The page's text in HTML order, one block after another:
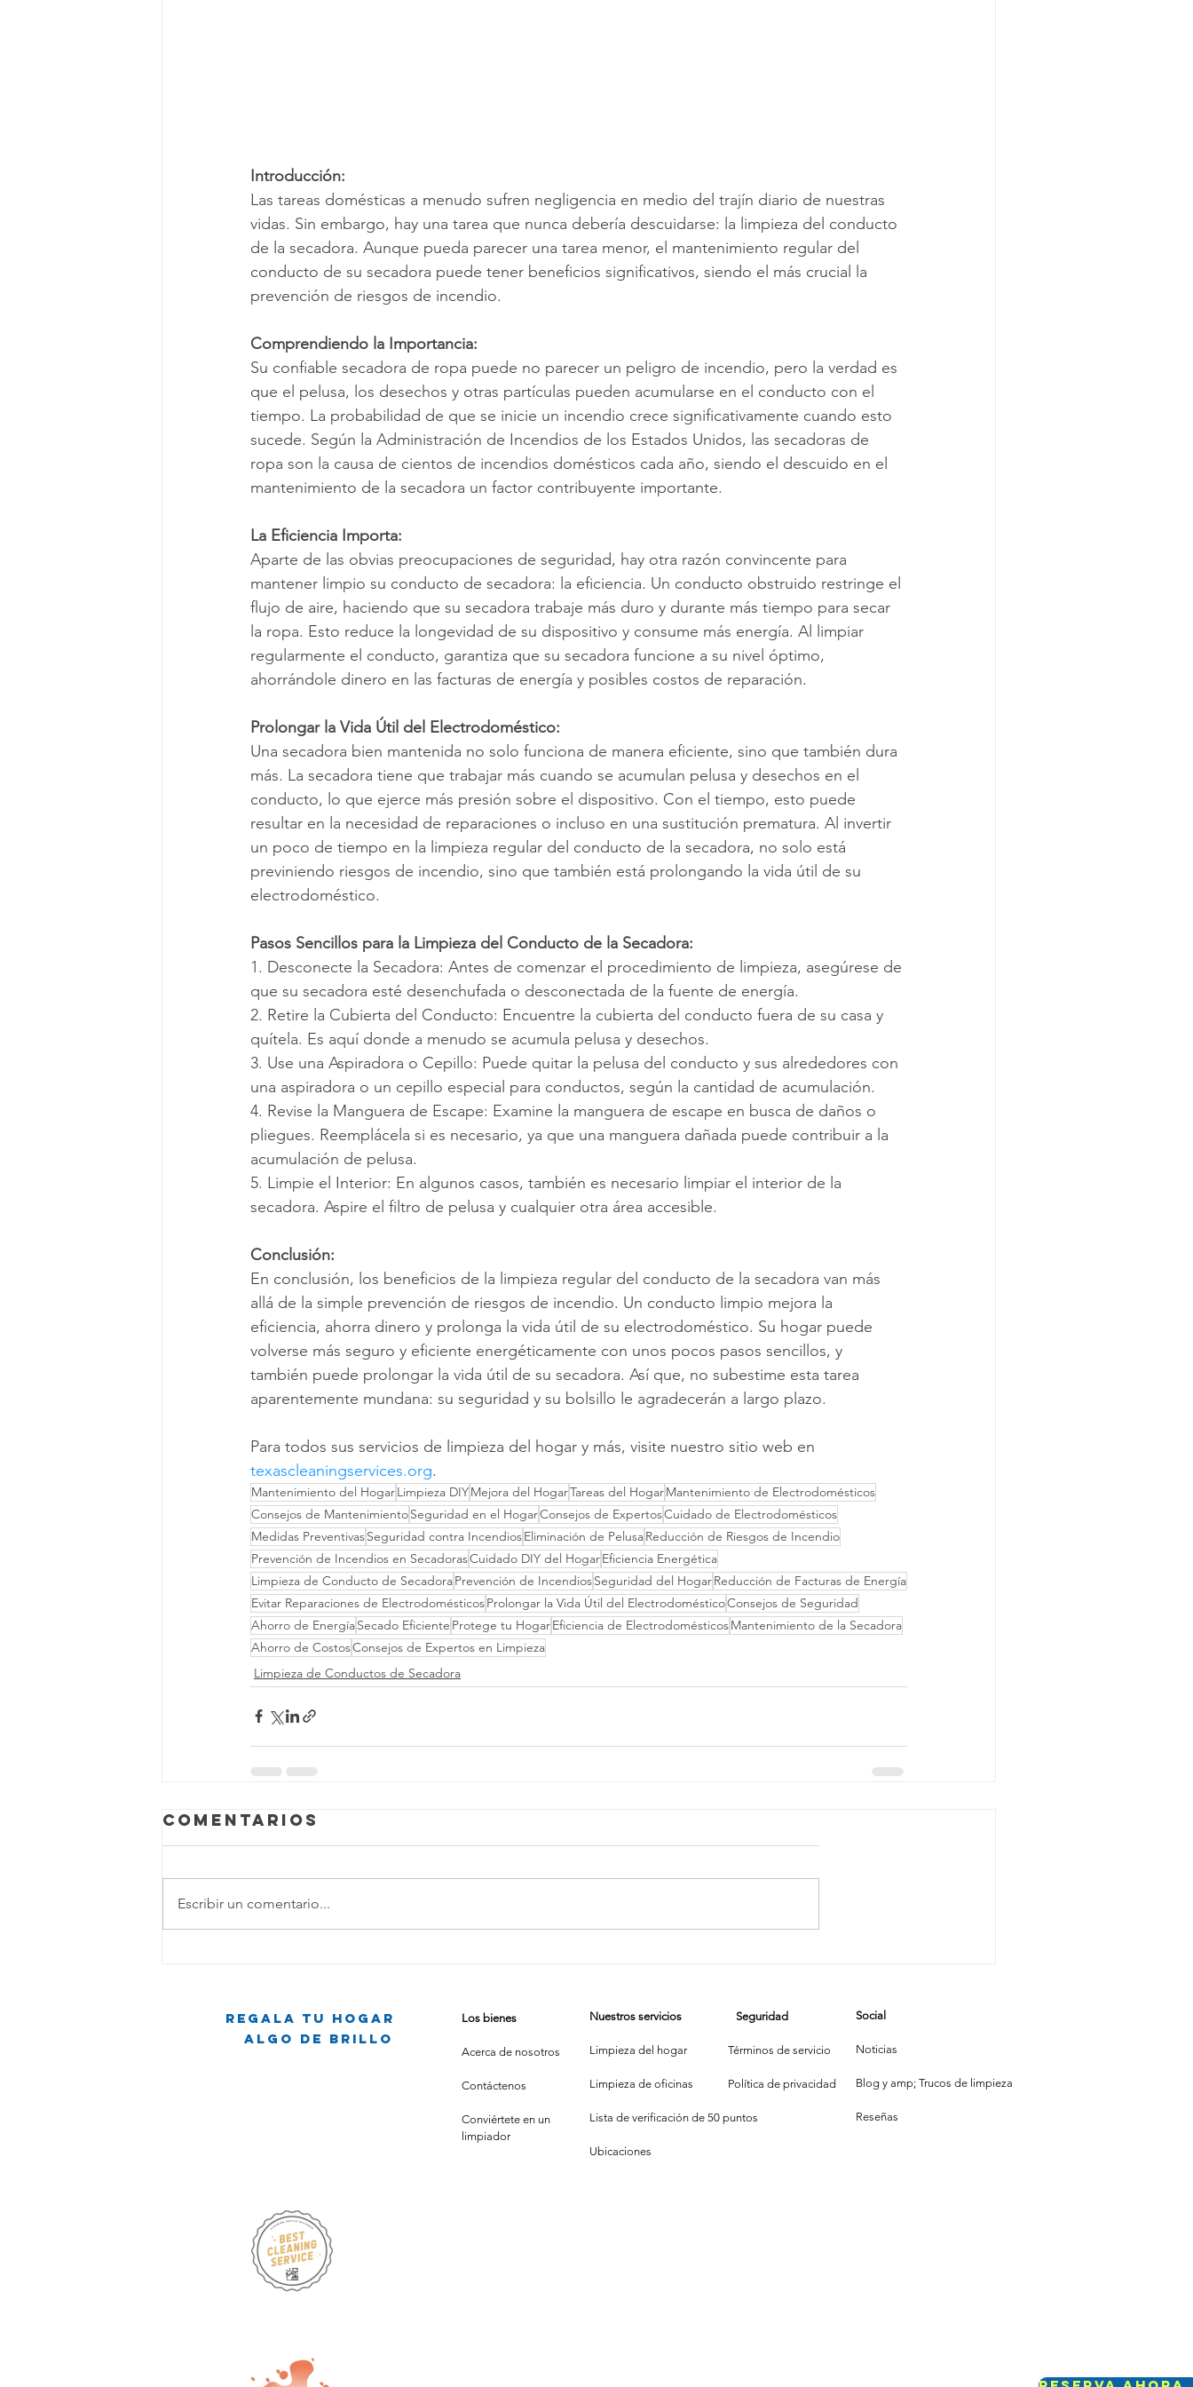
Introducción:
Las tareas domésticas a menudo sufren negligencia en medio del trajín diario de nuestras
vidas. Sin embargo, hay una tarea que nunca debería descuidarse: la limpieza del conducto
de la secadora. Aunque pueda parecer una tarea menor, el mantenimiento regular del
conducto de su secadora puede tener beneficios significativos, siendo el más crucial la
prevención de riesgos de incendio.
Comprendiendo la Importancia:
Su confiable secadora de ropa puede no parecer un peligro de incendio, pero la verdad es
que el pelusa, los desechos y otras partículas pueden acumularse en el conducto con el
tiempo. La probabilidad de que se inicie un incendio crece significativamente cuando esto
sucede. Según la Administración de Incendios de los Estados Unidos, las secadoras de
ropa son la causa de cientos de incendios domésticos cada año, siendo el descuido en el
mantenimiento de la secadora un factor contribuyente importante.
La Eficiencia Importa:
Aparte de las obvias preocupaciones de seguridad, hay otra razón convincente para
mantener limpio su conducto de secadora: la eficiencia. Un conducto obstruido restringe el
flujo de aire, haciendo que su secadora trabaje más duro y durante más tiempo para secar
la ropa. Esto reduce la longevidad de su dispositivo y consume más energía. Al limpiar
regularmente el conducto, garantiza que su secadora funcione a su nivel óptimo,
ahorrándole dinero en las facturas de energía y posibles costos de reparación.
Prolongar la Vida Útil del Electrodoméstico:
Una secadora bien mantenida no solo funciona de manera eficiente, sino que también dura
más. La secadora tiene que trabajar más cuando se acumulan pelusa y desechos en el
conducto, lo que ejerce más presión sobre el dispositivo. Con el tiempo, esto puede
resultar en la necesidad de reparaciones o incluso en una sustitución prematura. Al invertir
un poco de tiempo en la limpieza regular del conducto de la secadora, no solo está
previniendo riesgos de incendio, sino que también está prolongando la vida útil de su
electrodoméstico.
Pasos Sencillos para la Limpieza del Conducto de la Secadora:
1. Desconecte la Secadora: Antes de comenzar el procedimiento de limpieza, asegúrese de
que su secadora esté desenchufada o desconectada de la fuente de energía.
2. Retire la Cubierta del Conducto: Encuentre la cubierta del conducto fuera de su casa y
quítela. Es aquí donde a menudo se acumula pelusa y desechos.
3. Use una Aspiradora o Cepillo: Puede quitar la pelusa del conducto y sus alrededores con
una aspiradora o un cepillo especial para conductos, según la cantidad de acumulación.
4. Revise la Manguera de Escape: Examine la manguera de escape en busca de daños o
pliegues. Reemplácela si es necesario, ya que una manguera dañada puede contribuir a la
acumulación de pelusa.
5. Limpie el Interior: En algunos casos, también es necesario limpiar el interior de la
secadora. Aspire el filtro de pelusa y cualquier otra área accesible.
Conclusión:
En conclusión, los beneficios de la limpieza regular del conducto de la secadora van más
allá de la simple prevención de riesgos de incendio. Un conducto limpio mejora la
eficiencia, ahorra dinero y prolonga la vida útil de su electrodoméstico. Su hogar puede
volverse más seguro y eficiente energéticamente con unos pocos pasos sencillos, y
también puede prolongar la vida útil de su secadora. Así que, no subestime esta tarea
aparentemente mundana: su seguridad y su bolsillo le agradecerán a largo plazo.
Para todos sus servicios de limpieza del hogar y más, visite nuestro sitio web en
texascleaningservices.org.
Mantenimiento del HogarLimpieza DIYMejora del HogarTareas del HogarMantenimiento de Electrodomésticos
Consejos de MantenimientoSeguridad en el HogarConsejos de ExpertosCuidado de Electrodomésticos
Medidas PreventivasSeguridad contra IncendiosEliminación de PelusaReducción de Riesgos de Incendio
Prevención de Incendios en SecadorasCuidado DIY del HogarEficiencia Energética
Limpieza de Conducto de SecadoraPrevención de IncendiosSeguridad del HogarReducción de Facturas de Energía
Evitar Reparaciones de ElectrodomésticosProlongar la Vida Útil del ElectrodomésticoConsejos de Seguridad
Ahorro de EnergíaSecado Eficiente Protege tu HogarEficiencia de ElectrodomésticosMantenimiento de la Secadora
Ahorro de CostosConsejos de Expertos en Limpieza
Limpieza de Conductos de Secadora
Comentarios
Escribir un comentario...
Regala tu hogar
Algo de brillo
Los bienes
Acerca de nosotros
Contáctenos
Conviértete en un
limpiador
Nuestros servicios
Limpieza del hogar
Limpieza de oficinas
Lista de verificación de 50 puntos
Ubicaciones
Seguridad
Términos de servicio
Política de privacidad
Social
Noticias
Blog y amp; Trucos de limpieza
Reseñas